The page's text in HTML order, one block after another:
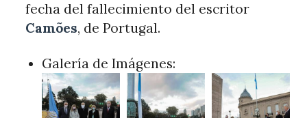
fecha del fallecimiento del escritor
Camões, de Portugal.
Galería de Imágenes: